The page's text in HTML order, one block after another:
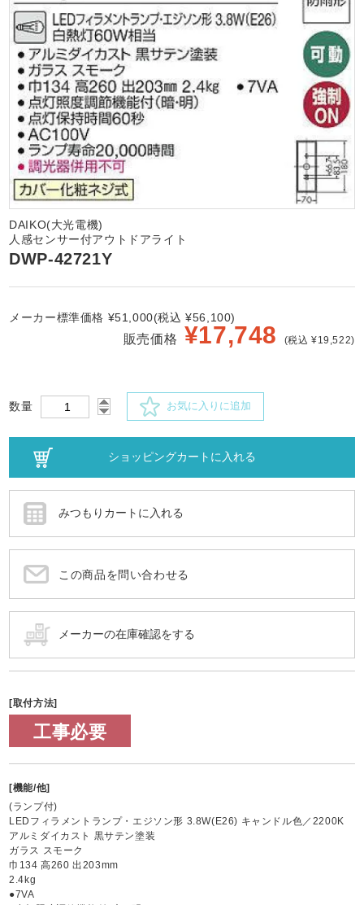
DAIKO(大光電機)
人感センサー付アウトドアライト
DWP-42721Y
メーカー標準価格 ¥51,000(税込 ¥56,100)
販売価格 ¥17,748 (税込 ¥19,522)
数量 お気に入りに追加
この商品を問い合わせる
[取付方法]
工事必要
[機能/他]
(ランプ付)
LEDフィラメントランプ・エジソン形 3.8W(E26) キャンドル色／2200K
アルミダイカスト 黒サテン塗装
ガラス スモーク
巾134 高260 出203mm
2.4kg
●7VA